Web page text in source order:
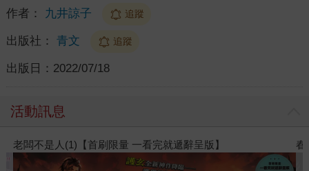
作者： 九井諒子 追蹤
出版社： 青文 追蹤
出版日： 2022/07/18
活動訊息
老闆不是人(1)【首刷限量 一看完就遞辭呈版】 春